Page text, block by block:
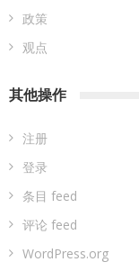
政策
观点
其他操作
注册
登录
条目 feed
评论 feed
WordPress.org